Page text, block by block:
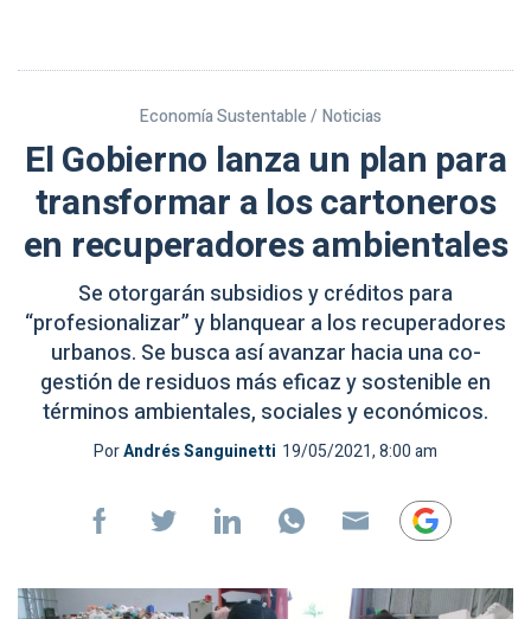
Economía Sustentable / Noticias
El Gobierno lanza un plan para
transformar a los cartoneros
en recuperadores ambientales
Se otorgarán subsidios y créditos para
“profesionalizar” y blanquear a los recuperadores
urbanos. Se busca así avanzar hacia una co-
gestión de residuos más eficaz y sostenible en
términos ambientales, sociales y económicos.
PorAndrés Sanguinetti 19/05/2021, 8:00 am